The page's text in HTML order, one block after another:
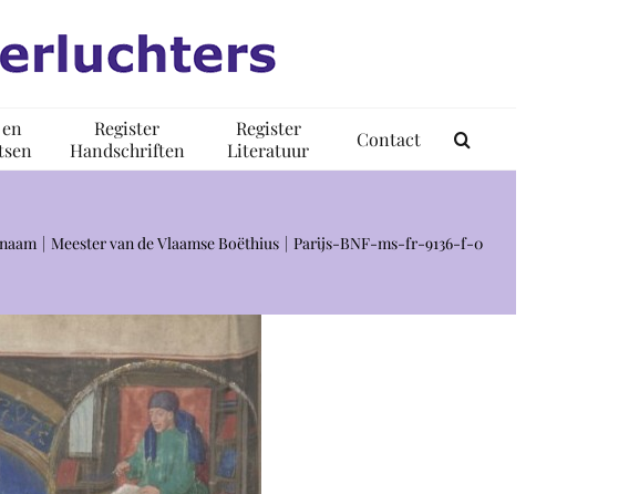
Register
Handschriften
Register
Literatuur
Contact
Meester van de Vlaamse Boëthius Parijs-BNF-ms-fr-9136-f-0